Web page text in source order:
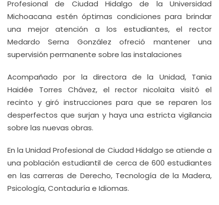
Profesional de Ciudad Hidalgo de la Universidad
Michoacana estén óptimas condiciones para brindar
una mejor atención a los estudiantes, el rector
Medardo Serna González ofreció mantener una
supervisión permanente sobre las instalaciones
Acompañado por la directora de la Unidad, Tania
Haidée Torres Chávez, el rector nicolaita visitó el
recinto y giró instrucciones para que se reparen los
desperfectos que surjan y haya una estricta vigilancia
sobre las nuevas obras.
En la Unidad Profesional de Ciudad Hidalgo se atiende a
una población estudiantil de cerca de 600 estudiantes
en las carreras de Derecho, Tecnología de la Madera,
Psicología, Contaduría e Idiomas.